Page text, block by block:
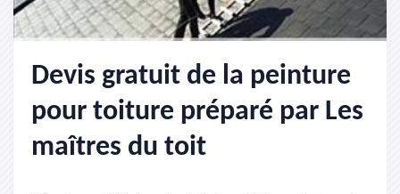
Devis gratuit de la peinture
pour toiture préparé par Les
maîtres du toit